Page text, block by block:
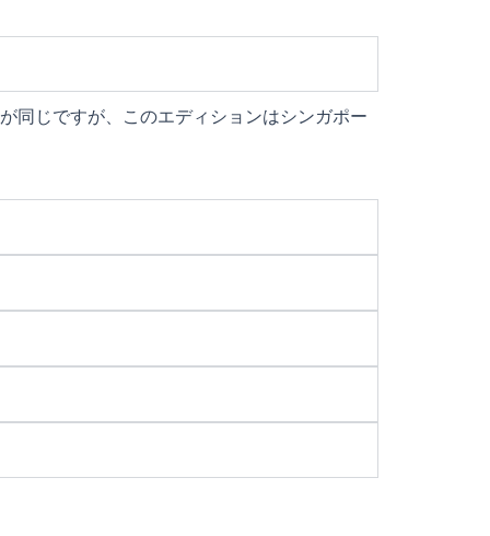
同じですが、このエディションはシンガポー